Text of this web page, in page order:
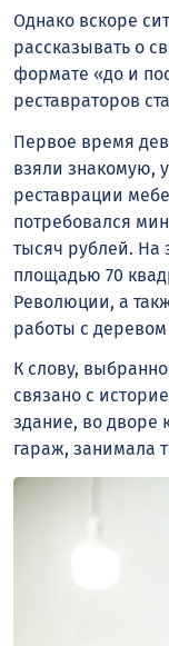
Однако вскоре
рассказывать о
формате «до и
реставраторов
Первое время
взяли знакомую,
реставрации
потребовался
тысяч рублей. На
площадью 70
Революции, а
работы с
К слову,
связано с
здание, во дворе
гараж, занимала